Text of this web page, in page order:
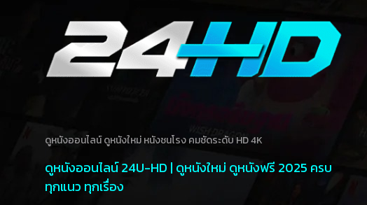
ดูหนังออนไลน์ ดูหนังใหม่ หนังชนโรง คมชัดระดับ HD 4K
ดูหนังออนไลน์ 24U-HD | ดูหนังใหม่ ดูหนังฟรี 2025 ครบ
ทุกแนว ทุกเรื่อง